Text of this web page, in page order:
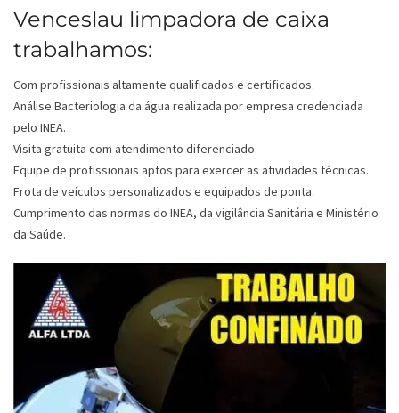
Venceslau limpadora de caixa
trabalhamos:
Com profissionais altamente qualificados e certificados.
Análise Bacteriologia da água realizada por empresa credenciada
pelo INEA.
Visita gratuita com atendimento diferenciado.
Equipe de profissionais aptos para exercer as atividades técnicas.
Frota de veículos personalizados e equipados de ponta.
Cumprimento das normas do INEA, da vigilância Sanitária e Ministério
da Saúde.